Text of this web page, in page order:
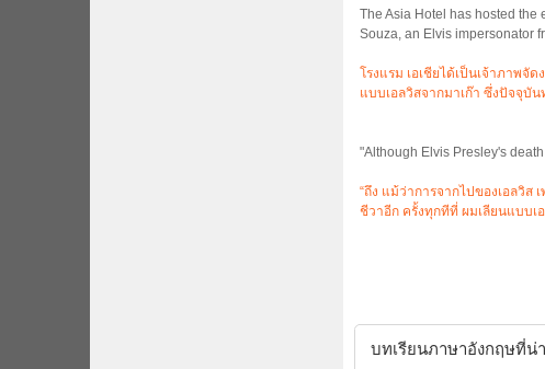
The Asia Hotel has hosted the
Souza, an Elvis impersonator
โรงแรม เอเชียได้เป็นเจ้าภาพจั
แบบเอลวิสจากมาเก๊า ซึ่งปัจจุบั
"Although Elvis Presley's
“ถึง แม้ว่าการจากไปของเอลวิส
ชีวาอีก ครั้งทุกทีที่ ผมเลียนแบบเ
บทเรียนภาษาอังกฤษที่น่